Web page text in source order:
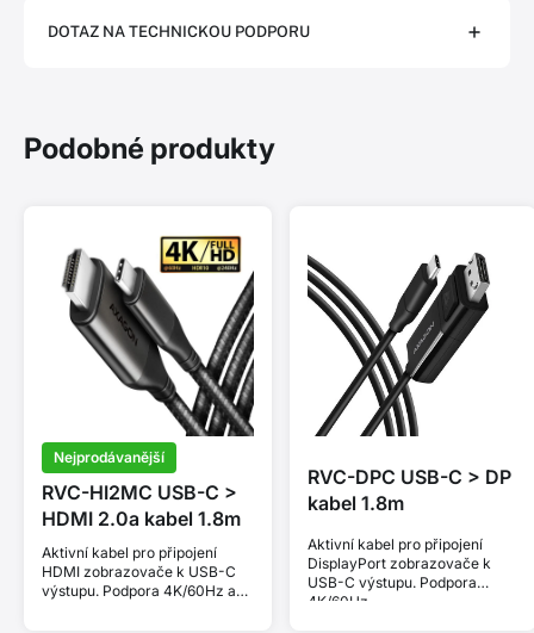
DOTAZ NA TECHNICKOU PODPORU
Podobné produkty
Nejprodávanější
RVC-HI2MC USB-C >
HDMI 2.0a kabel 1.8m
Aktivní kabel pro připojení
HDMI zobrazovače k USB-C
výstupu. Podpora 4K/60Hz a
RVC-DPC USB-C > DP
kabel 1.8m
Aktivní kabel pro připojení
DisplayPort zobrazovače k
USB-C výstupu. Podpora
4K/60Hz.